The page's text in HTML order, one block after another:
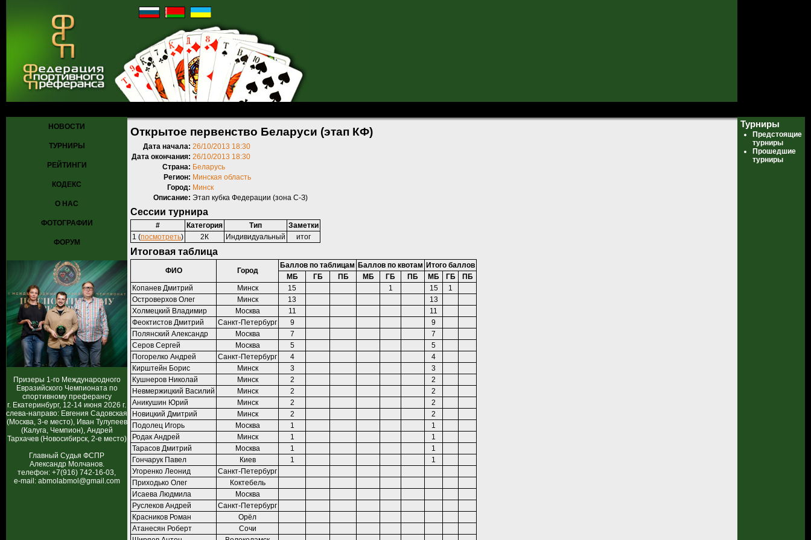
НОВОСТИ
ТУРНИРЫ
РЕЙТИНГИ
КОДЕКС
О НАС
ФОТОГРАФИИ
ФОРУМ
Призеры 1-го Международного
Евразийского Чемпионата по
спортивному преферансу
г. Екатеринбург, 12-14 июня 2026 г.
слева-направо: Евгения Садовская
(Москва, 3-е место), Иван Тулупеев
(Калуга, Чемпион), Андрей
Тархачев (Новосибирск, 2-е место)
Главный Судья ФСПР
Александр Молчанов.
телефон: +7(916) 742-16-03,
e-mail: abmolabmol@gmail.com
Открытое первенство Беларуси (этап КФ)
Дата начала: 26/10/2013 18:30
Дата окончания: 26/10/2013 18:30
Страна: Беларусь
Регион: Минская область
Город: Минск
Описание: Этап кубка Федерации (зона С-З)
Сессии турнира
# Категория Тип
Заметки
1 (посмотреть) 2К Индивидуальный итог
Итоговая таблица
ФИО Город
Баллов по таблицам Баллов по квотам Итого баллов
МБ
ГБ ПБ МБ ГБ ПБ МБ ГБ
ПБ
Копанев Дмитрий
Минск 15 1 15
1
Островерхов Олег
Минск 13
13
Холмецкий Владимир
Москва 11
11
Феоктистов Дмитрий
Санкт-Петербург 9
9
Полянский Александр
Москва 7
7
Серов Сергей
Москва 5
5
Погорелко Андрей
Санкт-Петербург 4
4
Кирштейн Борис
Минск 3
3
Кушнеров Николай
Минск 2
2
Невмержицкий Василий
Минск 2
2
Аникушин Юрий
Минск 2
2
Новицкий Дмитрий
Минск 2
2
Подолец Игорь
Москва 1
1
Родак Андрей
Минск 1
1
Тарасов Дмитрий
Москва 1
1
Гончарук Павел
Киев 1
1
Угоренко Леонид
Санкт-Петербург
Приходько Олег
Коктебель
Исаева Людмила
Москва
Руслеков Андрей
Санкт-Петербург
Красников Роман
Орёл
Атанесян Роберт
Сочи
Турниры
Предстоящие
турниры
Прошедшие
турниры